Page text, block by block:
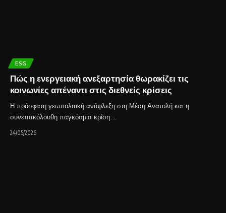
ESG
Πώς η ενεργειακή ανεξαρτησία θωρακίζει τις
κοινωνίες απέναντι στις διεθνείς κρίσεις
Η πρόσφατη γεωπολιτική ανάφλεξη στη Μέση Ανατολή και η
συνεπακόλουθη παγκόσμια κρίση…
24/05/2026